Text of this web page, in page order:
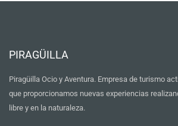
PIRAGÜILLA
Piragüilla Ocio y Aventura. Empresa de turismo
que proporcionamos nuevas experiencias
libre y en la naturaleza.